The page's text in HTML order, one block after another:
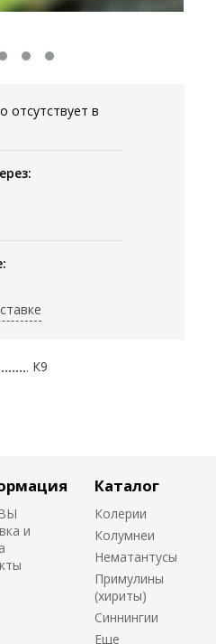
отсутствует в
К9
и
Каталог
Колерии
Колумнеи
Нематантусы
Примулины
(хириты)
Синнингии